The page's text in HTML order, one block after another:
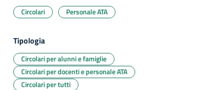
Circolari Personale ATA
Tipologia
Circolari per alunni e famiglie
Circolari per docenti e personale ATA
Circolari per tutti